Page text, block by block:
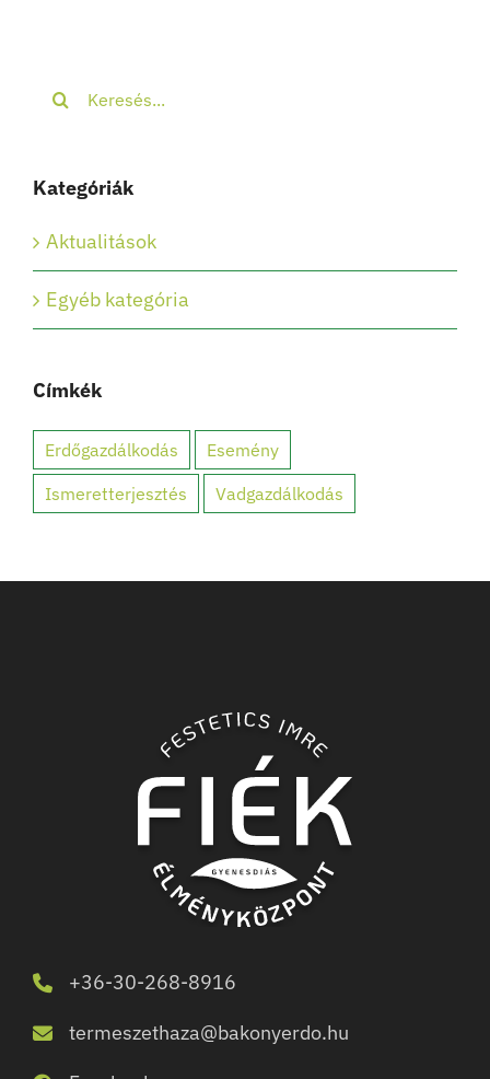
Keresés...
Kategóriák
Aktualitások
Egyéb kategória
Címkék
Erdőgazdálkodás
Esemény
Ismeretterjesztés
Vadgazdálkodás
+36-30-268-8916
termeszethaza@bakonyerdo.hu